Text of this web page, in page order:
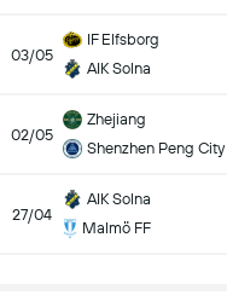
03/05
IF Elfsborg
AIK Solna
02/05
Zhejiang
Shenzhen Peng City
27/04
AIK Solna
Malmö FF